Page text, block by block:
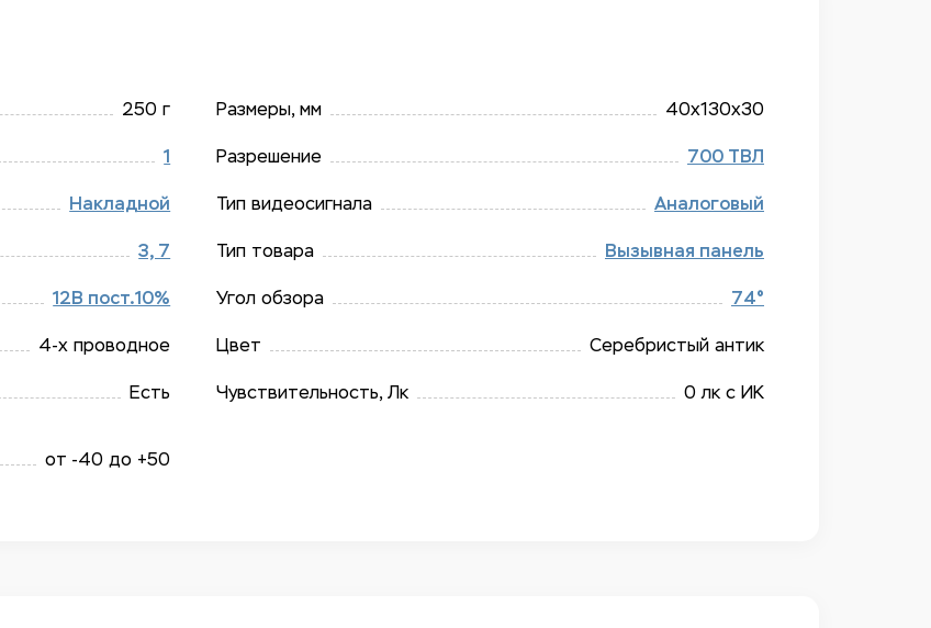
250 г
1
Накладной
3, 7
12В пост.10%
4-х проводное
Есть
от -40 до +50
Размеры, мм 40x130x30
Разрешение 700 ТВЛ
Тип видеосигнала Аналоговый
Тип товара Вызывная панель
Угол обзора 74°
Цвет Серебристый антик
Чувствительность, Лк 0 лк с ИК